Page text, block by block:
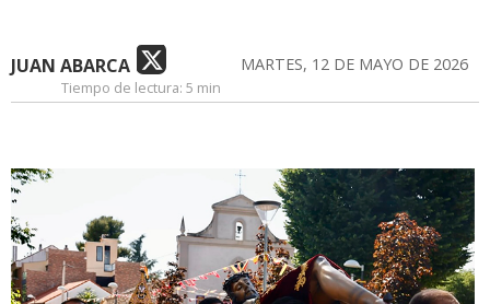
JUAN ABARCA MARTES, 12 DE MAYO DE 2026
Tiempo de lectura: 5 min